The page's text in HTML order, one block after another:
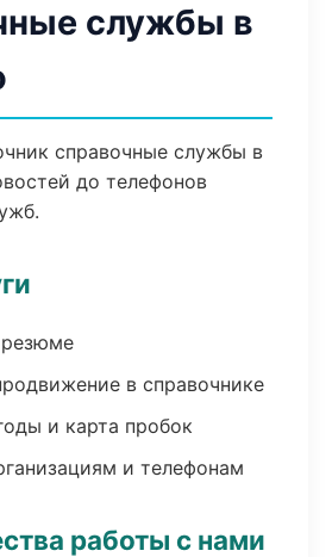
службы в
справочные службы в
до телефонов
в справочнике
и карта пробок
и телефонам
работы с нами